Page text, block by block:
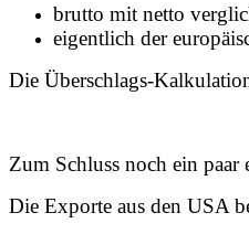
brutto mit netto
eigentlich der
Die Überschlags-
Zum Schluss noch ein paar
Die Exporte aus den USA